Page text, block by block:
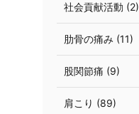
社会貢献活動 (2)
肋骨の痛み (11)
股関節痛 (9)
肩こり (89)